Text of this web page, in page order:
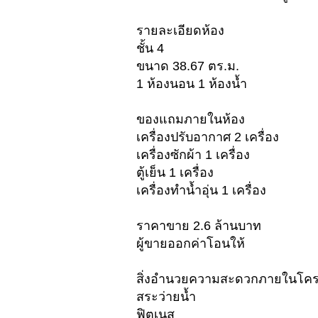
รายละเอียดห้อง
ชั้น 4
ขนาด 38.67 ตร.ม.
1 ห้องนอน 1 ห้องน้ำ
ของแถมภายในห้อง
เครื่องปรับอากาศ 2 เครื่อง
เครื่องซักผ้า 1 เครื่อง
ตู้เย็น 1 เครื่อง
เครื่องทำน้ำอุ่น 1 เครื่อง
ราคาขาย 2.6 ล้านบาท
ผู้ขายออกค่าโอนให้
สิ่งอำนวยความสะดวกภายในโค
สระว่ายน้ำ
ฟิตเนส